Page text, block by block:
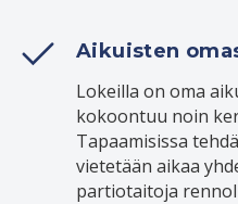
Aikuisten
Lokeilla on oma
kokoontuu noin
Tapaamisissa
vietetään aikaa
partiotaitoja